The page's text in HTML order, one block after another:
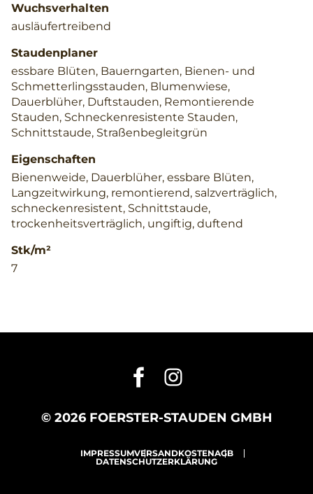
Wuchsverhalten
ausläufertreibend
Staudenplaner
essbare Blüten, Bauerngarten, Bienen- und
Schmetterlingsstauden, Blumenwiese,
Dauerblüher, Duftstauden, Remontierende
Stauden, Schneckenresistente Stauden,
Schnittstaude, Straßenbegleitgrün
Eigenschaften
Bienenweide, Dauerblüher, essbare Blüten,
Langzeitwirkung, remontierend, salzverträglich,
schneckenresistent, Schnittstaude,
trockenheitsverträglich, ungiftig, duftend
Stk/m²
7
© 2026 FOERSTER-STAUDEN GMBH
IMPRESSUMVERSANDKOSTENAGB
DATENSCHUTZERKLÄRUNG